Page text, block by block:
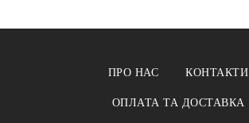
ПРО НАС КОНТАКТИ
ОПЛАТА ТА ДОСТАВКА